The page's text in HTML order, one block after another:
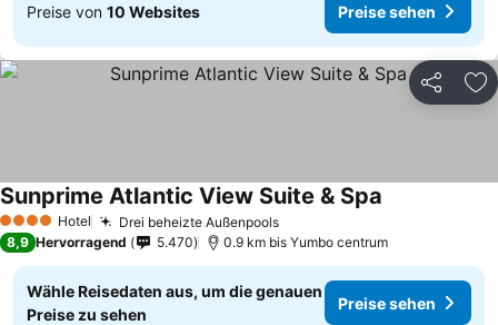
Preise von 10 Websites Preise sehen
Teilen
4 Sterne Hotel Drei beheizte AußenpoolsPreise sehen
Sunprime Atlantic View Suite & Spa
8,9 Hervorragend 5.470 0.9 km bis Yumbo centrum
Wähle Reisedaten aus, um die genauen
Preise zu sehen
Preise sehen